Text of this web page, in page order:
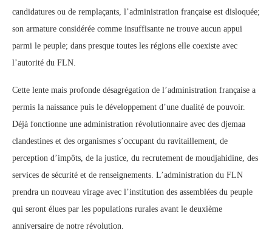
candidatures ou de remplaçants, l’administration française est disloquée;
son armature considérée comme insuffisante ne trouve aucun appui
parmi le peuple; dans presque toutes les régions elle coexiste avec
l’autorité du FLN.
Cette lente mais profonde désagrégation de l’administration française a
permis la naissance puis le développement d’une dualité de pouvoir.
Déjà fonctionne une administration révolutionnaire avec des djemaa
clandestines et des organismes s’occupant du ravitaillement, de
perception d’impôts, de la justice, du recrutement de moudjahidine, des
services de sécurité et de renseignements. L’administration du FLN
prendra un nouveau virage avec l’institution des assemblées du peuple
qui seront élues par les populations rurales avant le deuxième
anniversaire de notre révolution.